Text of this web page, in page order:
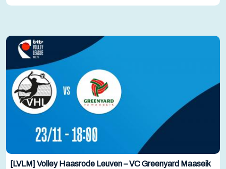
[LVLM] Volley Haasrode Leuven – VC Greenyard Maaseik